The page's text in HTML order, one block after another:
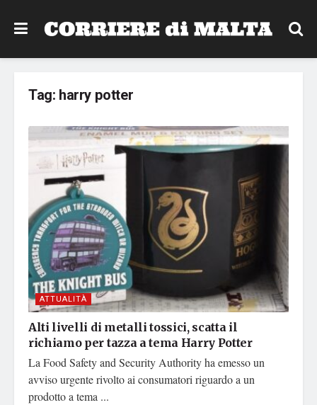
Tag: harry potter
ATTUALITÀ
Alti livelli di metalli tossici, scatta il
richiamo per tazza a tema Harry Potter
La Food Safety and Security Authority ha emesso un
avviso urgente rivolto ai consumatori riguardo a un
prodotto a tema ...